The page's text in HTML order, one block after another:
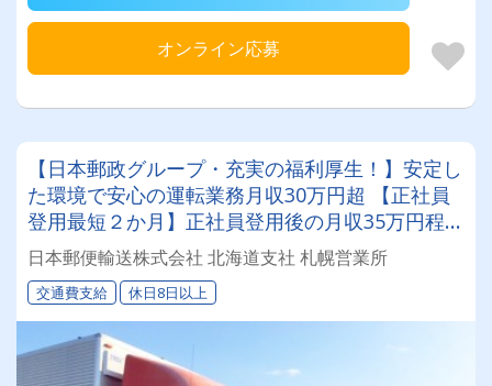
オンライン応募
【日本郵政グループ・充実の福利厚生！】安定し
た環境で安心の運転業務月収30万円超 【正社員
登用最短２か月】正社員登用後の月収35万円程
度！
日本郵便輸送株式会社 北海道支社 札幌営業所
交通費支給 休日8日以上